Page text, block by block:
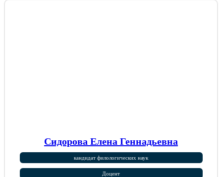
Сидорова Елена Геннадьевна
кандидат филологических наук
Доцент